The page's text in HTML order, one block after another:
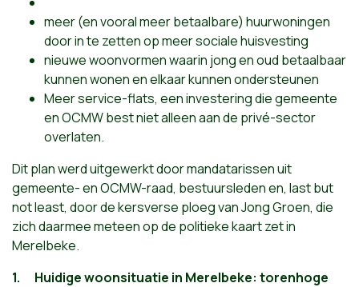
meer (en vooral meer betaalbare) huurwoningen
door in te zetten op meer sociale huisvesting
nieuwe woonvormen waarin jong en oud betaalbaar
kunnen wonen en elkaar kunnen ondersteunen
Meer service-flats, een investering die gemeente
en OCMW best niet alleen aan de privé-sector
overlaten.
Dit plan werd uitgewerkt door mandatarissen uit
gemeente- en OCMW-raad, bestuursleden en, last but
not least, door de kersverse ploeg van Jong Groen, die
zich daarmee meteen op de politieke kaart zet in
Merelbeke.
1. Huidige woonsituatie in Merelbeke: torenhoge